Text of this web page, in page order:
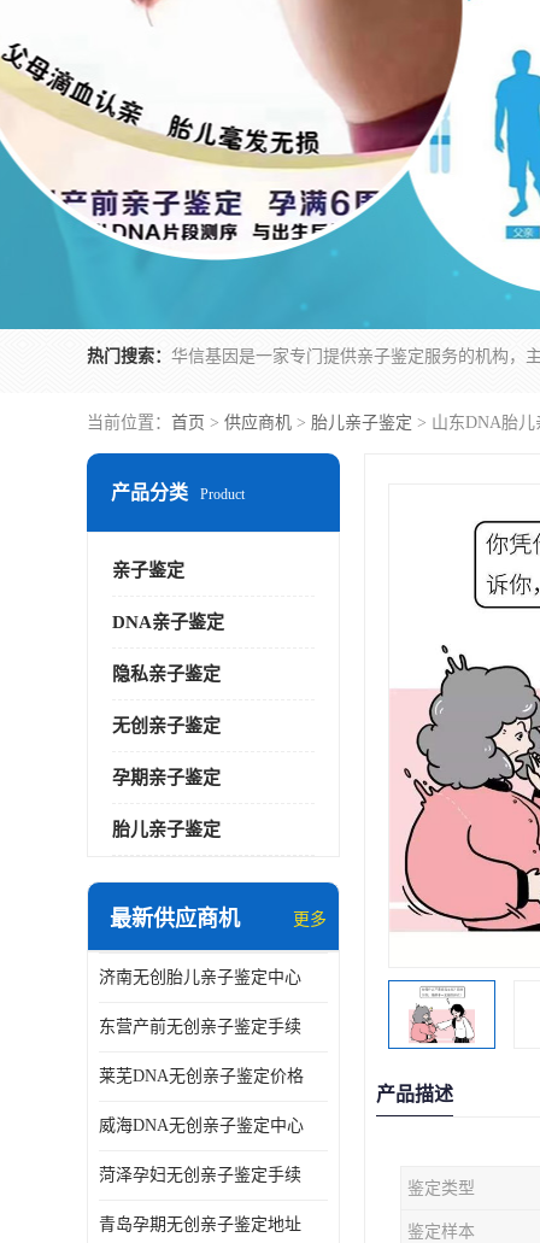
热门搜索：
当前位置： 首页 > 供应商机 > 胎儿亲子鉴定 > 山东DNA胎儿
产品分类 Product
亲子鉴定
DNA亲子鉴定
隐私亲子鉴定
无创亲子鉴定
孕期亲子鉴定
胎儿亲子鉴定
最新供应商机 更多
济南无创胎儿亲子鉴定中心
东营产前无创亲子鉴定手续
莱芜DNA无创亲子鉴定价格
威海DNA无创亲子鉴定中心
菏泽孕妇无创亲子鉴定手续
青岛孕期无创亲子鉴定地址
产品描述
鉴定类型
鉴定样本